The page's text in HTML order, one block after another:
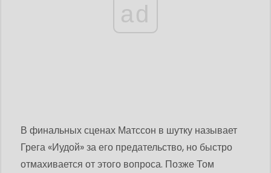
ad
В финальных сценах Матссон в шутку называет
Грега «Иудой» за его предательство, но быстро
отмахивается от этого вопроса. Позже Том